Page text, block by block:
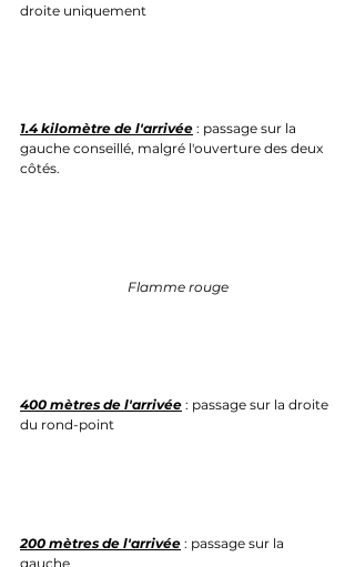
droite uniquement
1.4 kilomètre de l'arrivée : passage sur la
gauche conseillé, malgré l'ouverture des deux
côtés.
Flamme rouge
400 mètres de l'arrivée : passage sur la droite
du rond-point
200 mètres de l'arrivée : passage sur la
gauche